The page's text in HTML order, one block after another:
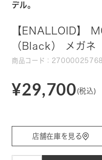
デル。
【ENALLOID】
（Black） メガネ
商品コード：
¥29,700 (税込)
店舗在庫を見る